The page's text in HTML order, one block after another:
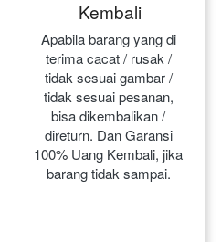
Kembali
Apabila barang yang di
terima cacat / rusak /
tidak sesuai gambar /
tidak sesuai pesanan,
bisa dikembalikan /
direturn. Dan Garansi
100% Uang Kembali, jika
barang tidak sampai.